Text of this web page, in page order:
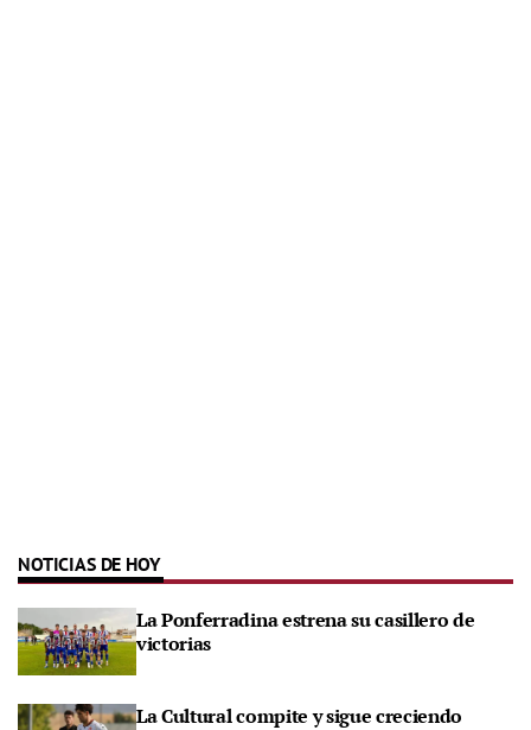
NOTICIAS DE HOY
La Ponferradina estrena su casillero de
victorias
La Cultural compite y sigue creciendo